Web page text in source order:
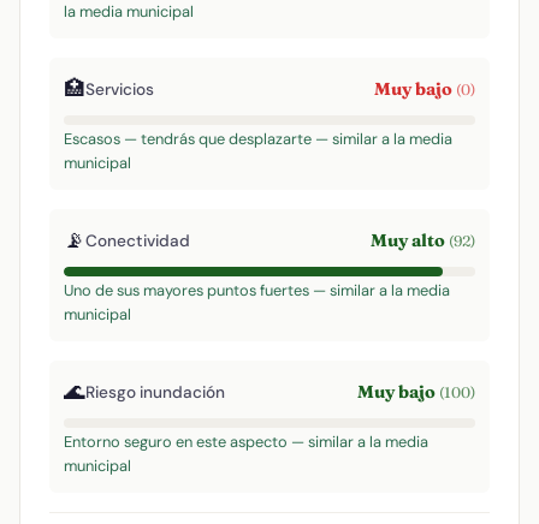
la media municipal
🏥Servicios Muy bajo (0)
Escasos — tendrás que desplazarte — similar a la media
municipal
📡Conectividad Muy alto (92)
Uno de sus mayores puntos fuertes — similar a la media
municipal
🌊Riesgo inundación Muy bajo (100)
Entorno seguro en este aspecto — similar a la media
municipal